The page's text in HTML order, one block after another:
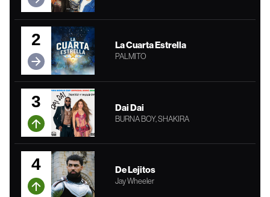
2 La Cuarta Estrella
PALMITO
3 Dai Dai
BURNA BOY, SHAKIRA
4 De Lejitos
Jay Wheeler